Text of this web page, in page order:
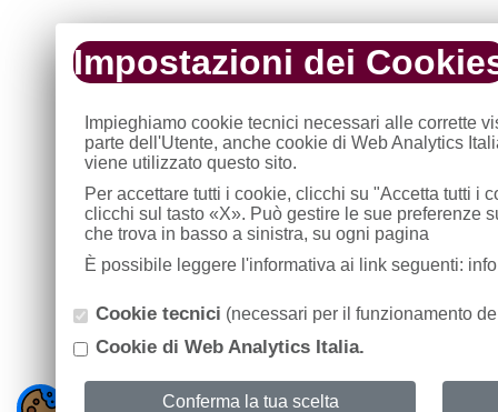
Impostazioni dei
Impieghiamo cookie tecnici necessari alle corrette
parte dell'Utente, anche cookie di Web Analytics
viene utilizzato questo sito.
Per accettare tutti i cookie, clicchi su "Accetta tutti i
clicchi sul tasto «X». Può gestire le sue preferenze
che trova in basso a sinistra, su ogni pagina
È possibile leggere l'informativa ai link seguenti:
Cookie tecnici (necessari per il funzionamento
Cookie di Web Analytics Italia.
Conferma la tua scelta